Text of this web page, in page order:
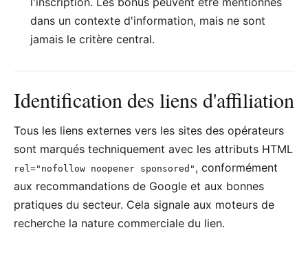
dans un contexte d'information, mais ne sont
jamais le critère central.
Identification des liens d'affiliation
Tous les liens externes vers les sites des opérateurs
sont marqués techniquement avec les attributs HTML
rel="nofollow noopener sponsored" , conformément
aux recommandations de Google et aux bonnes
pratiques du secteur. Cela signale aux moteurs de
recherche la nature commerciale du lien.